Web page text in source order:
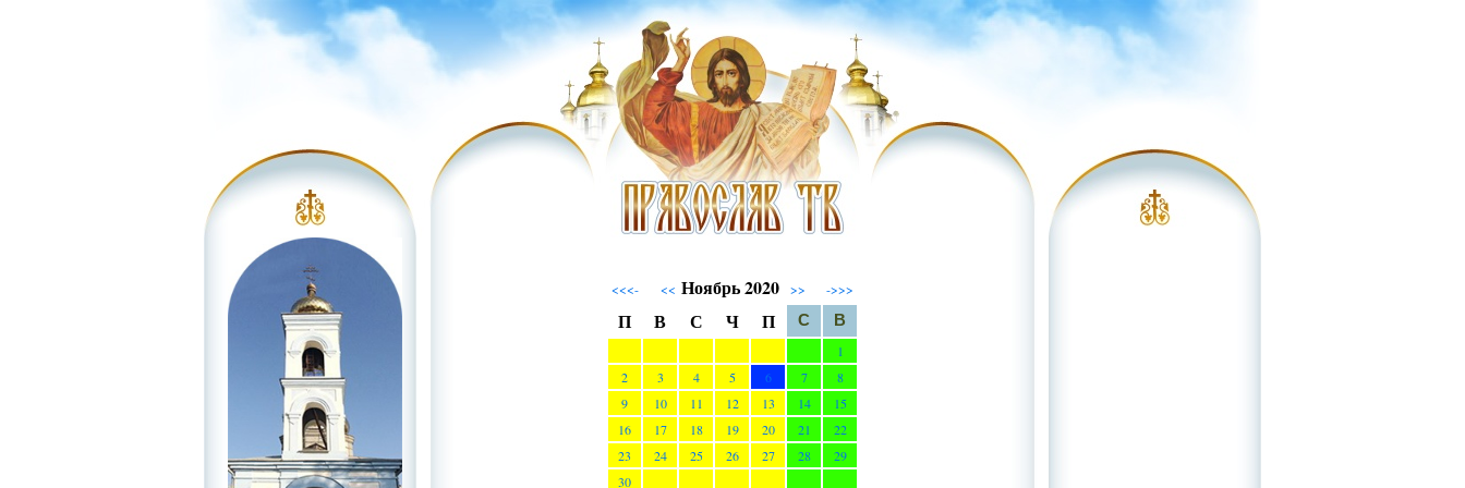
<<<- << Ноябрь 2020 >> ->>>
П В С Ч П С
В
1
2
3 4 5 6 7
8
9
10 11 12 13 14
15
16
17 18 19 20 21
22
23
24 25 26 27 28
29
30